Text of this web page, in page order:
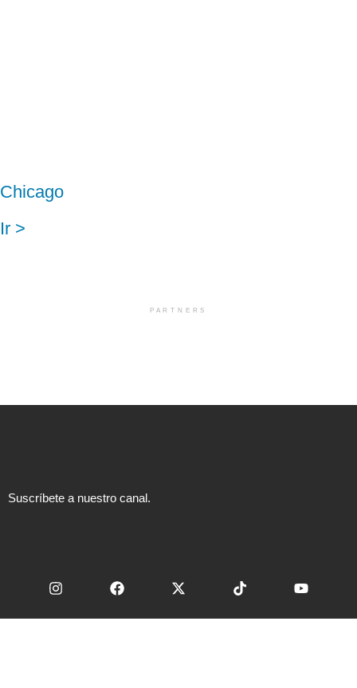
Chicago
Ir >
PARTNERS
Suscríbete a nuestro canal.